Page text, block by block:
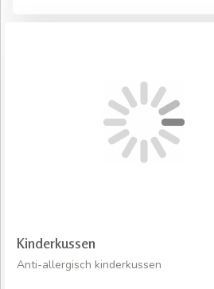
Kinderkussen
Anti-allergisch kinderkussen